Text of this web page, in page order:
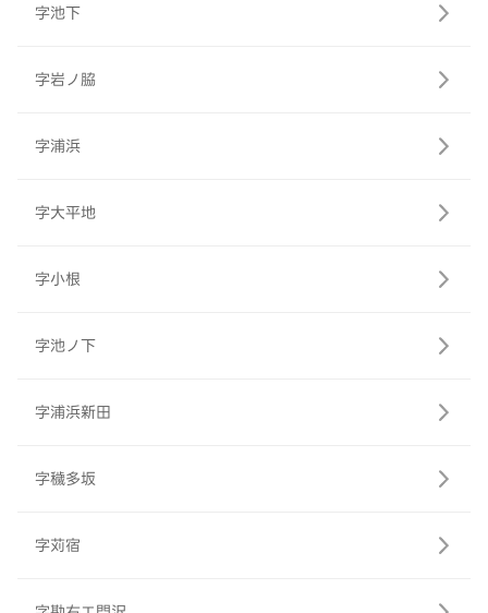
字池下
字岩ノ脇
字浦浜
字大平地
字小根
字池ノ下
字浦浜新田
字穢多坂
字苅宿